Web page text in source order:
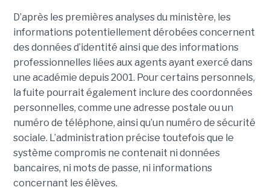
D’après les premières analyses du ministère, les
informations potentiellement dérobées concernent
des données d’identité ainsi que des informations
professionnelles liées aux agents ayant exercé dans
une académie depuis 2001. Pour certains personnels,
la fuite pourrait également inclure des coordonnées
personnelles, comme une adresse postale ou un
numéro de téléphone, ainsi qu’un numéro de sécurité
sociale. L’administration précise toutefois que le
système compromis ne contenait ni données
bancaires, ni mots de passe, ni informations
concernant les élèves.